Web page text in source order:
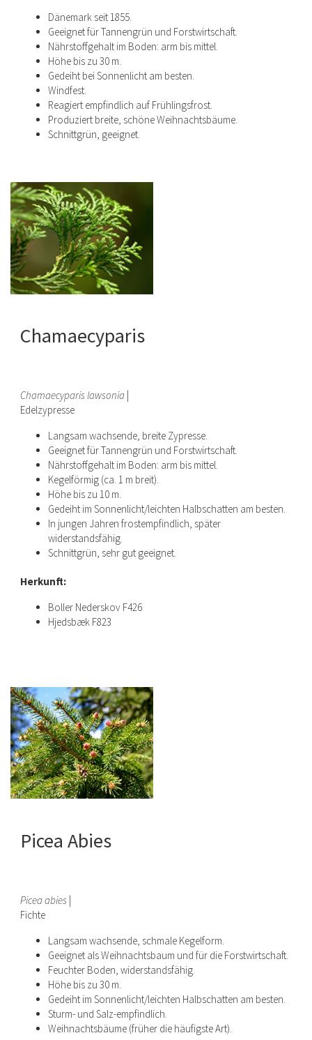
Dänemark seit 1855.
Geeignet für Tannengrün und Forstwirtschaft.
Nährstoffgehalt im Boden: arm bis mittel.
Höhe bis zu 30 m.
Gedeiht bei Sonnenlicht am besten.
Windfest.
Reagiert empfindlich auf Frühlingsfrost.
Produziert breite, schöne Weihnachtsbäume.
Schnittgrün, geeignet.
Chamaecyparis
Chamaecyparis lawsonia
Edelzypresse
Langsam wachsende, breite Zypresse.
Geeignet für Tannengrün und Forstwirtschaft.
Nährstoffgehalt im Boden: arm bis mittel.
Kegelförmig (ca. 1 m breit).
Höhe bis zu 10 m.
Gedeiht im Sonnenlicht/leichten Halbschatten am besten.
In jungen Jahren frostempfindlich, später
widerstandsfähig.
Schnittgrün, sehr gut geeignet.
Herkunft:
Boller Nederskov F426
Hjedsbæk F823
Picea Abies
Picea abies |
Fichte
Langsam wachsende, schmale Kegelform.
Geeignet als Weihnachtsbaum und für die Forstwirtschaft.
Feuchter Boden, widerstandsfähig.
Höhe bis zu 30 m.
Gedeiht im Sonnenlicht/leichten Halbschatten am besten.
Sturm- und Salz-empfindlich.
Weihnachtsbäume (früher die häufigste Art).